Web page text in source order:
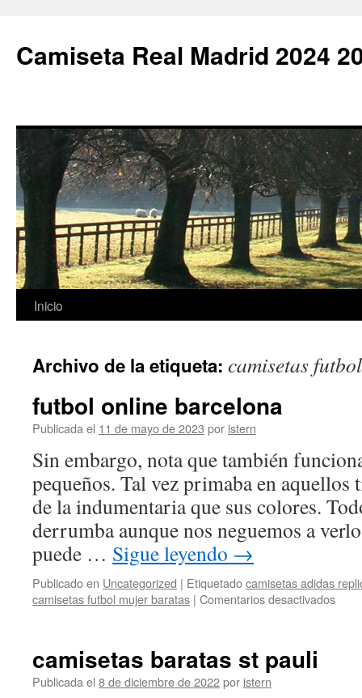
Camiseta Real Madrid 2024
Saltar
contenido
Inicio
Archivo de la etiqueta: camisetas
futbol online barcelona
Publicada el 11 de mayo de 2023 por istern
Sin embargo, nota que también
pequeños. Tal vez primaba en aquellos
de la indumentaria que sus colores.
derrumba aunque nos neguemos a
puede … Sigue leyendo →
Publicado en Uncategorized | Etiquetadocamisetas adidas
camisetas futbol mujer baratas | Comentarios desactivadosen
camisetas baratas st pauli
Publicada el 8 de diciembre de 2022por istern